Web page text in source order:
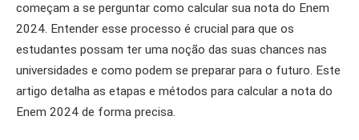
começam a se perguntar como calcular sua nota do Enem
2024. Entender esse processo é crucial para que os
estudantes possam ter uma noção das suas chances nas
universidades e como podem se preparar para o futuro. Este
artigo detalha as etapas e métodos para calcular a nota do
Enem 2024 de forma precisa.